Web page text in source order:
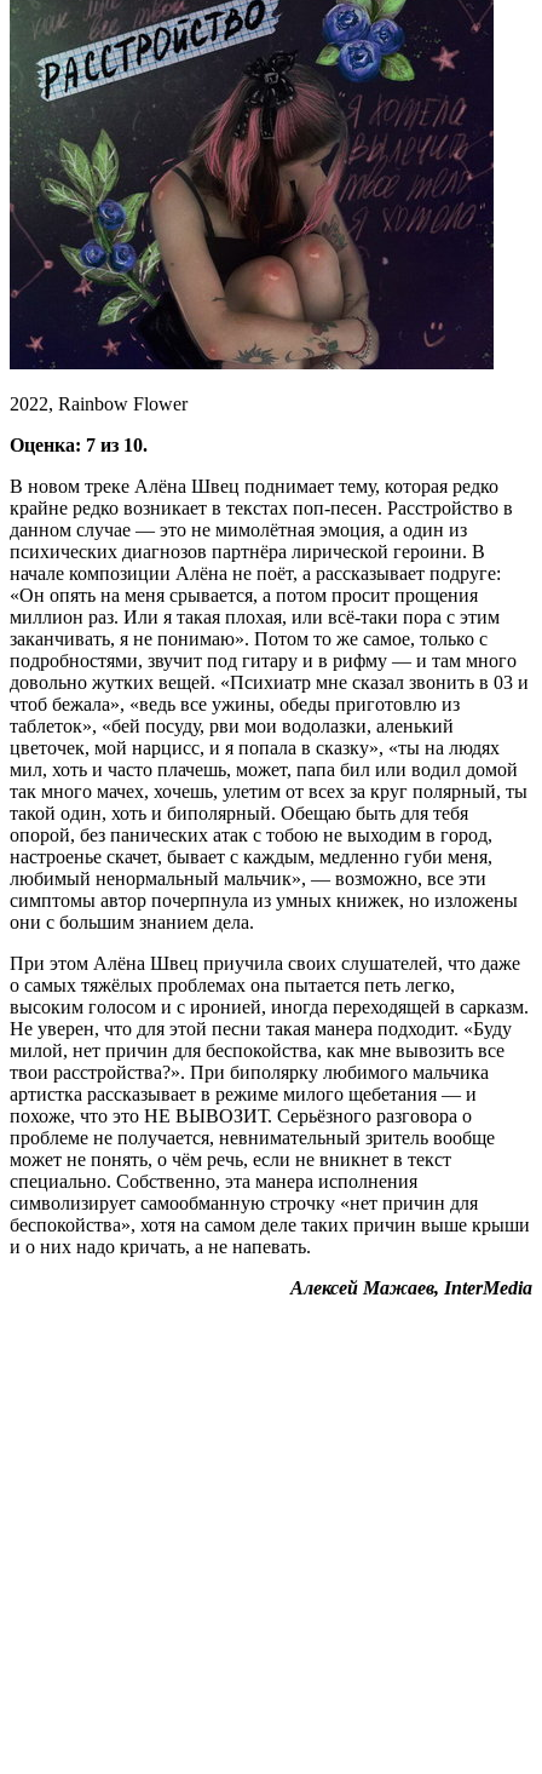
2022, Rainbow Flower
Оценка: 7 из 10.
В новом треке Алёна Швец поднимает тему, которая редко
крайне редко возникает в текстах поп-песен. Расстройство в
данном случае — это не мимолётная эмоция, а один из
психических диагнозов партнёра лирической героини. В
начале композиции Алёна не поёт, а рассказывает подруге:
«Он опять на меня срывается, а потом просит прощения
миллион раз. Или я такая плохая, или всё-таки пора с этим
заканчивать, я не понимаю». Потом то же самое, только с
подробностями, звучит под гитару и в рифму — и там много
довольно жутких вещей. «Психиатр мне сказал звонить в 03 и
чтоб бежала», «ведь все ужины, обеды приготовлю из
таблеток», «бей посуду, рви мои водолазки, аленький
цветочек, мой нарцисс, и я попала в сказку», «ты на людях
мил, хоть и часто плачешь, может, папа бил или водил домой
так много мачех, хочешь, улетим от всех за круг полярный, ты
такой один, хоть и биполярный. Обещаю быть для тебя
опорой, без панических атак с тобою не выходим в город,
настроенье скачет, бывает с каждым, медленно губи меня,
любимый ненормальный мальчик», — возможно, все эти
симптомы автор почерпнула из умных книжек, но изложены
они с большим знанием дела.
При этом Алёна Швец приучила своих слушателей, что даже
о самых тяжёлых проблемах она пытается петь легко,
высоким голосом и с иронией, иногда переходящей в сарказм.
Не уверен, что для этой песни такая манера подходит. «Буду
милой, нет причин для беспокойства, как мне вывозить все
твои расстройства?». При биполярку любимого мальчика
артистка рассказывает в режиме милого щебетания — и
похоже, что это НЕ ВЫВОЗИТ. Серьёзного разговора о
проблеме не получается, невнимательный зритель вообще
может не понять, о чём речь, если не вникнет в текст
специально. Собственно, эта манера исполнения
символизирует самообманную строчку «нет причин для
беспокойства», хотя на самом деле таких причин выше крыши
и о них надо кричать, а не напевать.
Алексей Мажаев, InterMedia